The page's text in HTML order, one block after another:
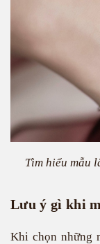
Tìm hiểu mẫu
Lưu ý gì khi
Khi chọn những